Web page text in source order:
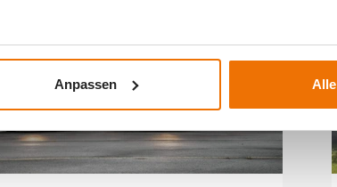
Anpassen